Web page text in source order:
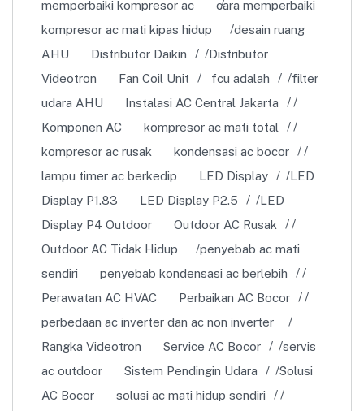
memperbaiki kompresor ac
cara memperbaiki
kompresor ac mati kipas hidup
desain ruang
AHU
Distributor Daikin
Distributor
Videotron
Fan Coil Unit fcu adalah
filter
udara AHU
Instalasi AC Central Jakarta
Komponen AC
kompresor ac mati total
kompresor ac rusak
kondensasi ac bocor
lampu timer ac berkedip
LED Display
LED
Display P1.83
LED Display P2.5
LED
Display P4 Outdoor
Outdoor AC Rusak
Outdoor AC Tidak Hidup
penyebab ac mati
sendiri
penyebab kondensasi ac berlebih
Perawatan AC HVAC
Perbaikan AC Bocor
perbedaan ac inverter dan ac non inverter
Rangka Videotron
Service AC Bocor
servis
ac outdoor
Sistem Pendingin Udara
Solusi
AC Bocor
solusi ac mati hidup sendiri